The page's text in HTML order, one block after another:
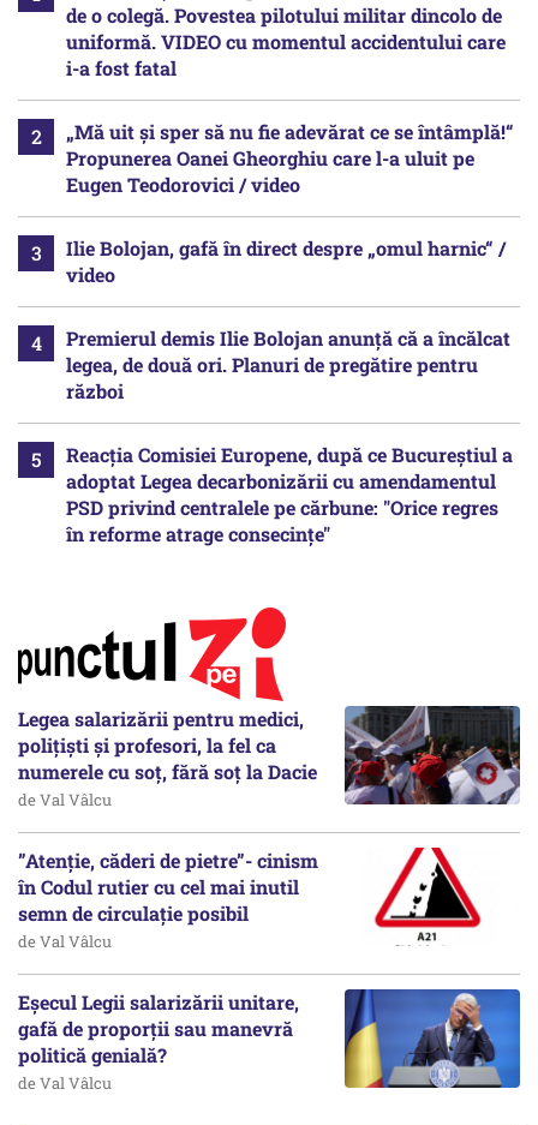
de o colegă. Povestea pilotului militar dincolo de
uniformă. VIDEO cu momentul accidentului care
i-a fost fatal
„Mă uit și sper să nu fie adevărat ce se întâmplă!“
Propunerea Oanei Gheorghiu care l-a uluit pe
Eugen Teodorovici / video
Ilie Bolojan, gafă în direct despre „omul harnic“ /
video
Premierul demis Ilie Bolojan anunță că a încălcat
legea, de două ori. Planuri de pregătire pentru
război
Reacția Comisiei Europene, după ce Bucureștiul a
adoptat Legea decarbonizării cu amendamentul
PSD privind centralele pe cărbune: "Orice regres
în reforme atrage consecințe"
Legea salarizării pentru medici,
polițiști și profesori, la fel ca
numerele cu soț, fără soț la Dacie
de Val Vâlcu
”Atenție, căderi de pietre”- cinism
în Codul rutier cu cel mai inutil
semn de circulație posibil
de Val Vâlcu
Eșecul Legii salarizării unitare,
gafă de proporții sau manevră
politică genială?
de Val Vâlcu